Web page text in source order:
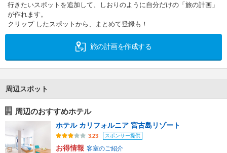
行きたいスポットを追加して、しおりのように自分だけの「旅の計画」
が作れます。
クリップ したスポットから、まとめて登録も！
旅の計画を作成する
周辺スポット
周辺のおすすめホテル
ホテル カリフォルニア 宮古島リゾート
3.23 スポンサー提供
お得情報 客室のご紹介